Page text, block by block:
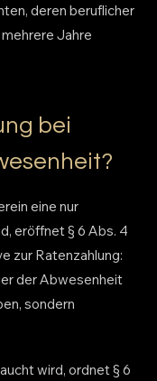
deren beruflicher
Jahre
bei
eine nur
eröffnet § 6 Abs. 4
zur Ratenzahlung:
der Abwesenheit
sondern
wird, ordnet § 6